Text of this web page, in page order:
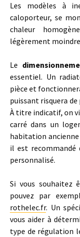
Les modèles à
caloporteur, se
chaleur
légèrement moindre
Le
essentiel. Un
pièce et
puissant risquera
À titre indicatif, on
carré dans un
habitation
il est recommandé
personnalisé.
Si vous souhaitez
pouvez par
rothelec.fr. Un
vous aider à
type de régulation